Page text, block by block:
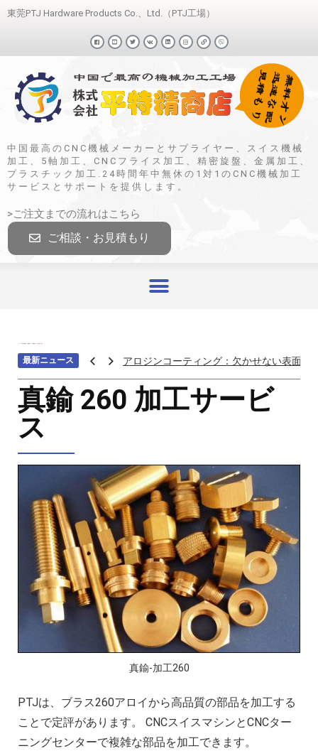
東莞PTJ Hardware Products Co.、Ltd.（PTJ工場）
中国最高のCNC機械メーカーとサプライヤー、スイス機械
加工、5軸加工、CNCフライス加工、精密旋盤、金属加工、
プラスチック加工.24時間年中無休の1対1のCNC機械加工
サービスとサポートを提供します。
>ご注文までの流れはこちら
ご相談・お見積もり
最新ニュース
アロジンコーティング：欠かせない表面処
アームス ブロンズ
紫外線 塗料
へら 絞り 加工 と は
チタン鋳造とは: プロセス、用途、温度、価
プロトタイプ射出成形: 究極のガイド
LEDライト部品 ダイカストサービス
カスタムメカニカルキーボードはなぜ人気
CNC加工サービスによるCCTV機器アクセ
カスタムバイクのパーツを近くで入手する
CNC加工が精密部品業界を変える
複雑な部品の精密加工時の注意点
アルミニウム高速加工ガイドの決定版
CNC加工用工具と送り装置の選び方
CNC機械加工部品の材料選択時の考慮点
真鍮 260 加工サービ
ス
真鍮-加工260
PTJは、ブラス260アロイから高品質の部品を加工する
ことで定評があります。 CNCスイスマシンとCNCター
ニングセンターで複雑な部品を加工できます。